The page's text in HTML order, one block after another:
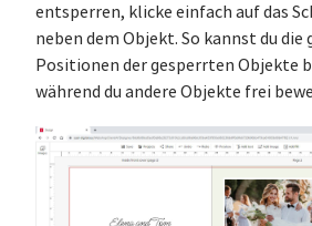
entsperren, klicke einfach auf das
neben dem Objekt. So kannst du die
Positionen der gesperrten Objekte
während du andere Objekte frei